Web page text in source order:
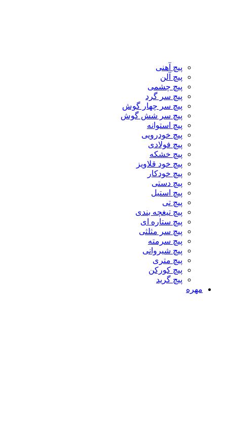
پیچ آهنی
پیچ آلن
پیچ چشمی
پیچ سر گرد
پیچ سر چهار گوش
پیچ سر شش گوش
پیچ استوانه
پیچ خودرویی
پیچ فولادی
پیچ خشکه
پیچ خود قلاویز
پیچ خودکار
پیچ دستی
پیچ استیل
پیچ تی
پیچ تیغچه بندی
پیچ ستاره ای
پیچ سر مثلثی
پیچ سرمته
پیچ شیروانی
پیچ متری
پیچ کورکن
پیچ گرید
مهره